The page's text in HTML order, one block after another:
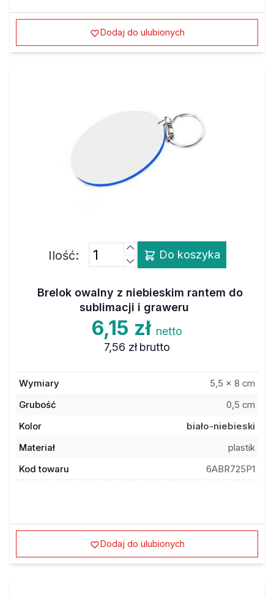
Dodaj do ulubionych
Ilość: Do koszyka
Brelok owalny z niebieskim rantem do
sublimacji i graweru
6,15 zł netto
7,56 zł brutto
Wymiary
5,5 x 8 cm
Grubość
0,5 cm
Kolor
biało-niebieski
Materiał
plastik
Kod towaru
6ABR725P1
Dodaj do ulubionych